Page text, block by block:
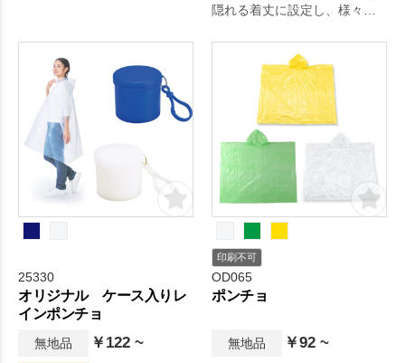
隠れる着丈に設定し、様々な
サイズ感です。
25330
オリジナル ケース入りレ
インポンチョ
無地品 ￥122 ~
印刷不可
OD065
ポンチョ
無地品 ￥92 ~